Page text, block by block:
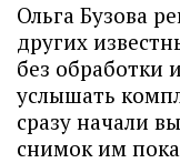
Ольга Бузова
других
без обработки
услышать
сразу начали
снимок им